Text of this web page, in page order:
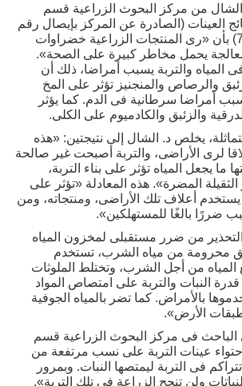
الشال من مركز البحوث الزراعية قسم
العينات (الصادرة عن المركز بإيصال رقم
884 بتاريخ 7/12/2013) بأن «رى المنتجات الزراعية خضراوات
يحمل مخاطر كبيرة على الصحة».
المياه والتربة يسبب أمراضا، ذلك أن
والرصاص والمنجنيز تؤثر على المخ
أمراضا سرطانية فى الدم. كما يؤثر
والزئبق والكادميوم على الكلى.
يخلص د. الشال إلى نتيجتين: «هذه
لرى الأراضى، والتربة أصبحت غير صالحة
ما يجعل المياه تؤثر على بناء التربة،
المضرة». هذه المعادلة «تؤثر على
يستخدم أعلاف تلك الأراضى، ومنتجاته، ومن
ضررًا بالغًا للمستهلكين».
من ضرر مستقبلى لمخزون المياه
محرومة من مياه الشرب، تستخدم
من أجل الشرب، وتختلط الملوثات
قدرة النبات والتربة على امتصاص المواد
بالأمراض. كما تضر بالمياه الجوفية
الأرض».
الباحث فى مركز البحوث الزراعية قسم
عينات التربة على نسب مرتفعة من
تتراكم فى التربة ليمتصها النبات. وبمرور
ولن تنجح الزراعة فى تلك التربة».